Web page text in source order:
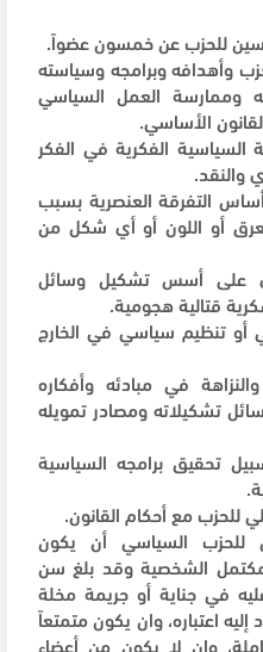
للحزب عن خمسون عضواً.
وأهدافه وبرامجه وسياسته
وممارسة العمل السياسي
الأساسي.
السياسية الفكرية في الفكر
والنقد.
التفرقة العنصرية بسبب
أو اللون أو أي شكل من
على أسس تشكيل وسائل
قتالية هجومية.
تنظيم سياسي في الخارج
في مبادئه وأفكاره
تشكيلاته ومصادر تمويله
تحقيق برامجه السياسية
للحزب مع أحكام القانون.
السياسي أن يكون
الشخصية وقد بلغ سن
في جناية أو جريمة مخلة
اعتباره، وان يكون متمتعاً
وان لا يكون من أعضاء